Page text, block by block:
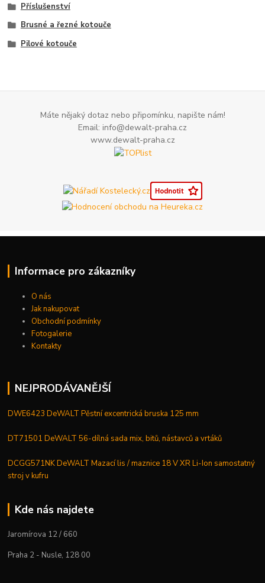
Příslušenství
Brusné a řezné kotouče
Pilové kotouče
Máte nějaký dotaz nebo připomínku, napište nám!
Email: info@dewalt-praha.cz
www.dewalt-praha.cz
Informace pro zákazníky
O nás
Jak nakupovat
Obchodní podmínky
Fotogalerie
Kontakty
NEJPRODÁVANĚJŠÍ
DWE6423 DeWALT Pěstní excentrická bruska 125 mm
DT71501 DeWALT 56-dílná sada mix, bitů, nástavců a vrtáků
DCGG571NK DeWALT Mazací lis / maznice 18 V XR Li-Ion samostatný
stroj v kufru
Kde nás najdete
Jaromírova 12 / 660
Praha 2 - Nusle, 128 00